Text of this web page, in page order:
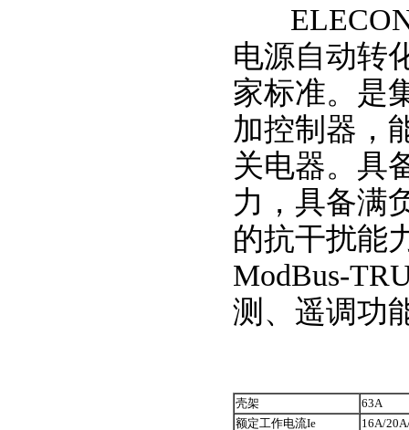
电源自动转
家标准。是
加控制器，
关电器。具
力，具备满
的抗干扰能
ModBus-
测、遥调功
壳架
63A
额定工作电流Ie
16A/